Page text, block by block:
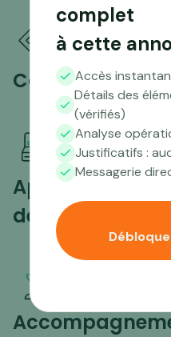
complet
à cette
Accès
Détails des
(vérifiés)
Analyse
Justificatifs :
Messagerie
Compétences
Aperçu du trafic
derniers mois